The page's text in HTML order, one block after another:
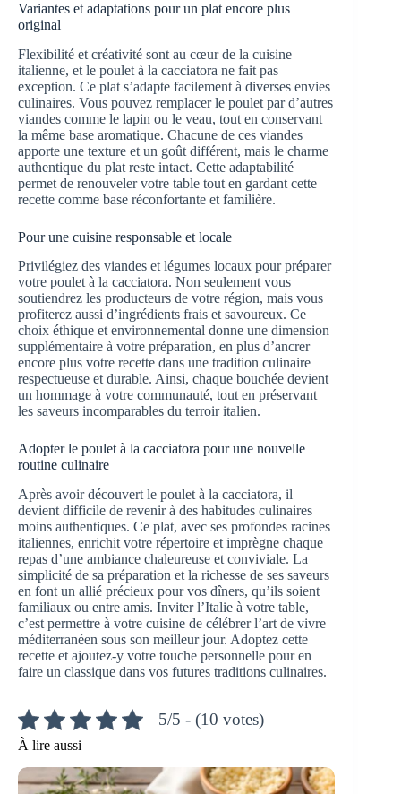
Variantes et adaptations pour un plat encore plus
original
Flexibilité et créativité sont au cœur de la cuisine
italienne, et le poulet à la cacciatora ne fait pas
exception. Ce plat s’adapte facilement à diverses envies
culinaires. Vous pouvez remplacer le poulet par d’autres
viandes comme le lapin ou le veau, tout en conservant
la même base aromatique. Chacune de ces viandes
apporte une texture et un goût différent, mais le charme
authentique du plat reste intact. Cette adaptabilité
permet de renouveler votre table tout en gardant cette
recette comme base réconfortante et familière.
Pour une cuisine responsable et locale
Privilégiez des viandes et légumes locaux pour préparer
votre poulet à la cacciatora. Non seulement vous
soutiendrez les producteurs de votre région, mais vous
profiterez aussi d’ingrédients frais et savoureux. Ce
choix éthique et environnemental donne une dimension
supplémentaire à votre préparation, en plus d’ancrer
encore plus votre recette dans une tradition culinaire
respectueuse et durable. Ainsi, chaque bouchée devient
un hommage à votre communauté, tout en préservant
les saveurs incomparables du terroir italien.
Adopter le poulet à la cacciatora pour une nouvelle
routine culinaire
Après avoir découvert le poulet à la cacciatora, il
devient difficile de revenir à des habitudes culinaires
moins authentiques. Ce plat, avec ses profondes racines
italiennes, enrichit votre répertoire et imprègne chaque
repas d’une ambiance chaleureuse et conviviale. La
simplicité de sa préparation et la richesse de ses saveurs
en font un allié précieux pour vos dîners, qu’ils soient
familiaux ou entre amis. Inviter l’Italie à votre table,
c’est permettre à votre cuisine de célébrer l’art de vivre
méditerranéen sous son meilleur jour. Adoptez cette
recette et ajoutez-y votre touche personnelle pour en
faire un classique dans vos futures traditions culinaires.
5/5 - (10 votes)
À lire aussi